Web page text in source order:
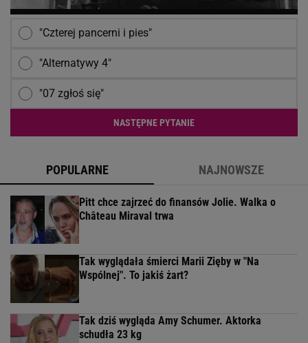
"Czterej pancerni i pies"
"Alternatywy 4"
"07 zgłoś się"
NASTĘPNE PYTANIE
POPULARNE NAJNOWSZE
Pitt chce zajrzeć do finansów Jolie. Walka o
Château Miraval trwa
Tak wyglądała śmierci Marii Zięby w "Na
Wspólnej". To jakiś żart?
Tak dziś wygląda Amy Schumer. Aktorka
schudła 23 kg